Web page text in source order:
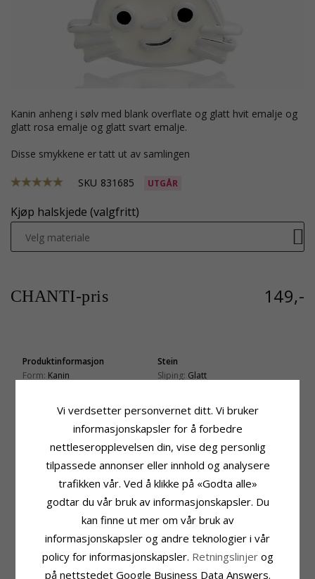
kanin anheng i sølv med blank overflate og glatt hvit emalje og
glatt rosa emalje og glatt svart emalje.
Disse smykkene er tatt ut av samlingen
SKU 831685 UTGÅR
Kjøp halskjede (valgfritt)
Velg materiale
CHANTI-pris 149,-
Produktinformasjon
Form: Kanin
Overflate: Blank
Stein
Sliping: Glatt
Stein
Farge: Rosa
Stein: Emalje
Sliping:Glatt
Fatning
Høyde Ekskl. Øsken:12,2 mm
Bredde:11 mm
Leveringstid
Leveringstid:
Ca. 5-10 Hverdager
Vi verdsetter personvernet ditt. Vi bruker
informasjonskapsler for å forbedre
nettleseropplevelsen din, vise deg personlig
tilpassede annonser eller innhold og analysere
trafikken vår. Ved å klikke på «Godta alle»
godtar du vår bruk av informasjonskapsler. Du
kan finne ut mer om vår bruk av
informasjonskapsler og andre teknologier i vår
policy for informasjonskapsler. Retningslinjer og
på nettstedet Google Business Data Answers.